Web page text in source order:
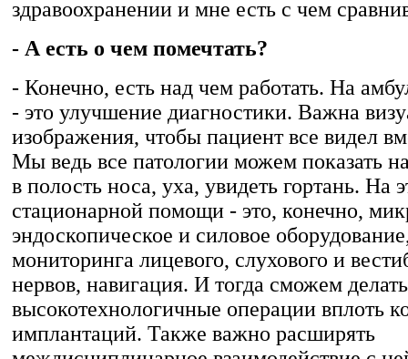
здравоохранении и мне есть с чем
- А есть о чем помечтать?
- Конечно, есть над чем работать. На
- это улучшение диагностики. Важна
изображения, чтобы пациент все видел
Мы ведь все патологии можем показать
в полость носа, уха, увидеть гортань. На
стационарной помощи - это, конечно,
эндоскопическое и силовое
мониторинга лицевого, слухового и
нервов, навигация. И тогда сможем
высокотехнологичные операции вплоть
имплантаций. Также важно расширять